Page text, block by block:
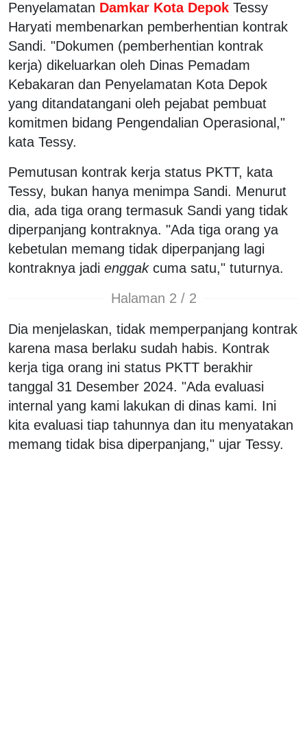
Penyelamatan Damkar Kota Depok Tessy
Haryati membenarkan pemberhentian kontrak
Sandi. "Dokumen (pemberhentian kontrak
kerja) dikeluarkan oleh Dinas Pemadam
Kebakaran dan Penyelamatan Kota Depok
yang ditandatangani oleh pejabat pembuat
komitmen bidang Pengendalian Operasional,"
kata Tessy.
Pemutusan kontrak kerja status PKTT, kata
Tessy, bukan hanya menimpa Sandi. Menurut
dia, ada tiga orang termasuk Sandi yang tidak
diperpanjang kontraknya. "Ada tiga orang ya
kebetulan memang tidak diperpanjang lagi
kontraknya jadi enggakcuma satu," tuturnya.
Halaman 2 / 2
Dia menjelaskan, tidak memperpanjang kontrak
karena masa berlaku sudah habis. Kontrak
kerja tiga orang ini status PKTT berakhir
tanggal 31 Desember 2024. "Ada evaluasi
internal yang kami lakukan di dinas kami. Ini
kita evaluasi tiap tahunnya dan itu menyatakan
memang tidak bisa diperpanjang," ujar Tessy.